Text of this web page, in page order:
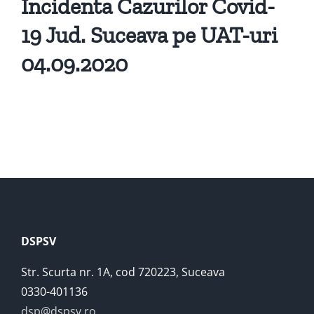
Incidenta Cazurilor Covid-
19 Jud. Suceava pe UAT-uri
04.09.2020
DSPSV
Str. Scurta nr. 1A, cod 720223, Suceava
0330-401136